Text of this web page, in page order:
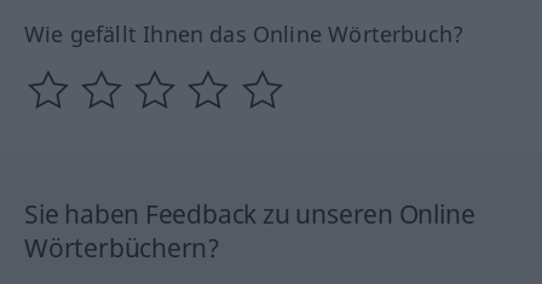
Wie gefällt Ihnen das Online Wörterbuch?
Sie haben Feedback zu unseren Online
Wörterbüchern?